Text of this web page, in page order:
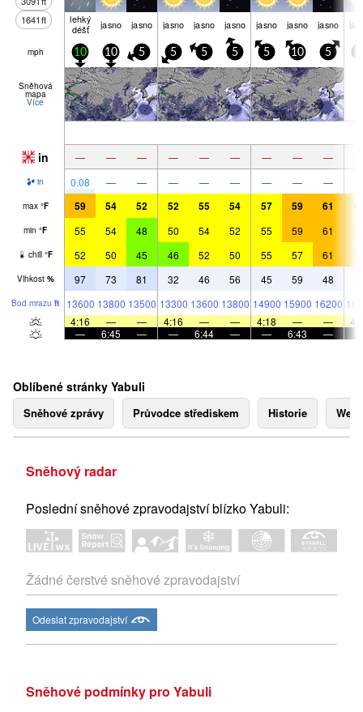
1641ft lehký
déšť jasno jasno jasno jasno jasno jasno jasno jasno
mph 10 10 5 5 5 5 5 10 5
Sněhová
mapa
Více
in — — — — — — — — —
in 0.08 — — — — — — — —
max °F 59 54 52 52 55 54 57 59 61
min °F 55 54 48 50 54 52 55 59 61
chill °F 52 50 45 46 52 50 55 57 61
Vlhkost % 97 73 81 32 46 56 45 59 48
Bod mrazu ft 13600 13800 13500 13300 13600 13800 14900 15900 16200
4:16
— — 4:16 — — 4:18 — —
—
6:45 — — 6:44 — — 6:43 —
Oblíbené stránky Yabuli
Sněhové zprávy Průvodce střediskem Historie
Sněhový radar
Poslední sněhové zpravodajství blízko Yabuli:
Žádné čerstvé sněhové zpravodajství
Odeslat zpravodajství
Sněhové podmínky pro Yabuli